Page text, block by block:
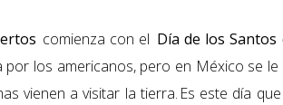
comienza con el Día de los
por los americanos, pero en México se
vienen a visitar la tierra. Es este día